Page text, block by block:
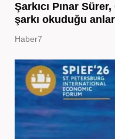
Şarkıcı Pınar
şarkı okuduğu
Haber7